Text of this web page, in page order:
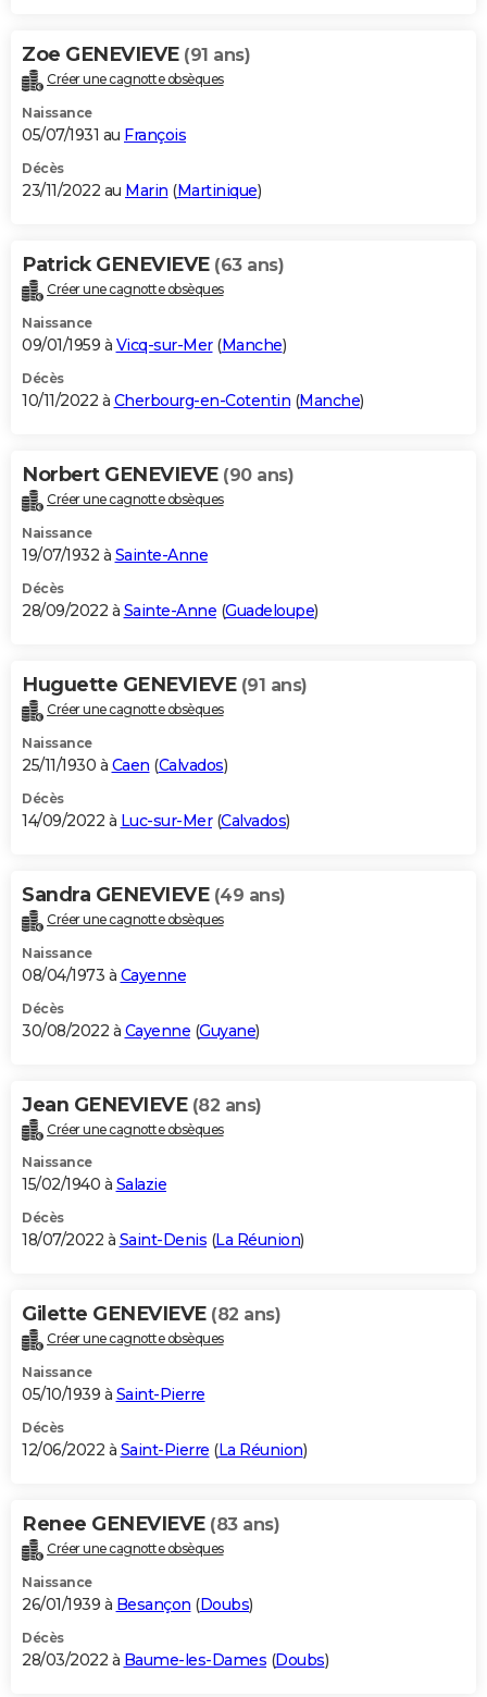
Zoe GENEVIEVE (91 ans)
Créer une cagnotte obsèques
Naissance
05/07/1931 au François
Décès
23/11/2022 au Marin (Martinique)
Patrick GENEVIEVE (63 ans)
Créer une cagnotte obsèques
Naissance
09/01/1959 à Vicq-sur-Mer(Manche)
Décès
10/11/2022 à Cherbourg-en-Cotentin (Manche)
Norbert GENEVIEVE (90 ans)
Créer une cagnotte obsèques
Naissance
19/07/1932 à Sainte-Anne
Décès
28/09/2022 à Sainte-Anne (Guadeloupe)
Huguette GENEVIEVE (91 ans)
Créer une cagnotte obsèques
Naissance
25/11/1930 à Caen (Calvados)
Décès
14/09/2022 à Luc-sur-Mer(Calvados)
Sandra GENEVIEVE (49 ans)
Créer une cagnotte obsèques
Naissance
08/04/1973 à Cayenne
Décès
30/08/2022 à Cayenne (Guyane)
Jean GENEVIEVE (82 ans)
Créer une cagnotte obsèques
Naissance
15/02/1940 à Salazie
Décès
18/07/2022 à Saint-Denis (La Réunion)
Gilette GENEVIEVE (82 ans)
Créer une cagnotte obsèques
Naissance
05/10/1939 à Saint-Pierre
Décès
12/06/2022 à Saint-Pierre (La Réunion)
Renee GENEVIEVE (83 ans)
Créer une cagnotte obsèques
Naissance
26/01/1939 à Besançon (Doubs)
Décès
28/03/2022 à Baume-les-Dames (Doubs)